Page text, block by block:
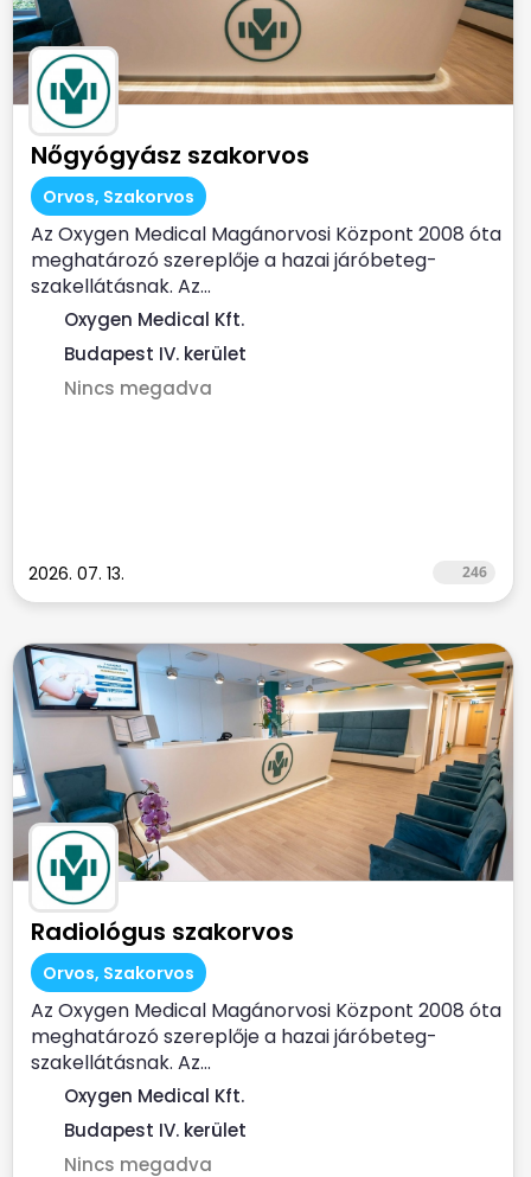
Nőgyógyász szakorvos
Orvos, Szakorvos
Az Oxygen Medical Magánorvosi Központ 2008 óta
meghatározó szereplője a hazai járóbeteg-
szakellátásnak. Az...
Oxygen Medical Kft.
Budapest IV. kerület
Nincs megadva
2026. 07. 13. 246
Radiológus szakorvos
Orvos, Szakorvos
Az Oxygen Medical Magánorvosi Központ 2008 óta
meghatározó szereplője a hazai járóbeteg-
szakellátásnak. Az...
Oxygen Medical Kft.
Budapest IV. kerület
Nincs megadva